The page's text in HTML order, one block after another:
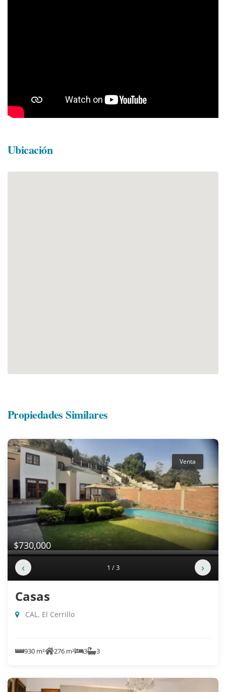
Ubicación
Propiedades Similares
Venta
$730,000
‹ 1 / 3 ›
Casas
CAL. El Cerrillo
930 m² 276 m² 3 3